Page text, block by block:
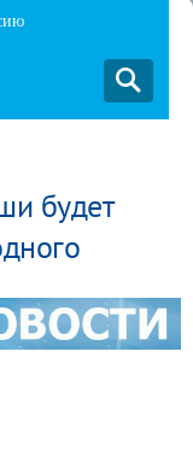
будет